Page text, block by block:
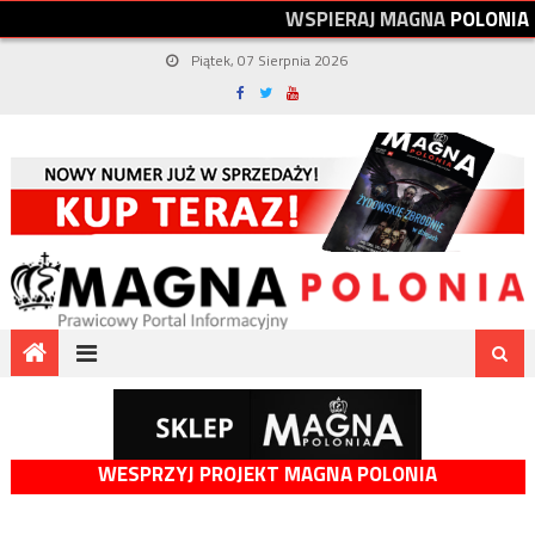
WSPIERAJMAGNAPOLONIA
Piątek, 07 Sierpnia 2026
WESPRZYJ PROJEKT MAGNA POLONIA